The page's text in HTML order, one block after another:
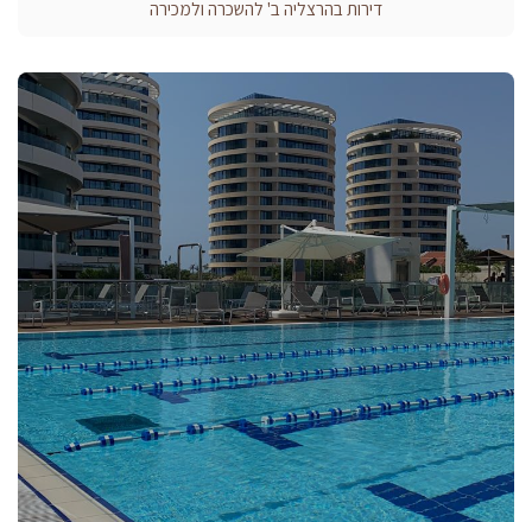
דירות בהרצליה ב' להשכרה ולמכירה